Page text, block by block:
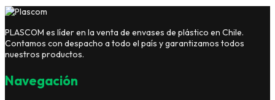
PLASCOM es líder en la venta de envases de plástico en Chile.
Contamos con despacho a todo el país y garantizamos todos
nuestros productos.
Navegación